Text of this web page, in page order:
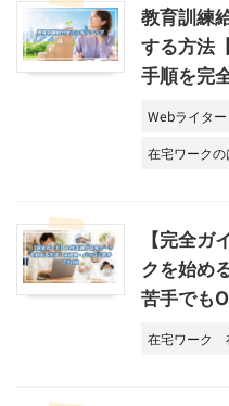
教育訓練
する方法
手順を完
Webライター
在宅ワーク
【完全
クを始め
苦手でも
在宅ワーク